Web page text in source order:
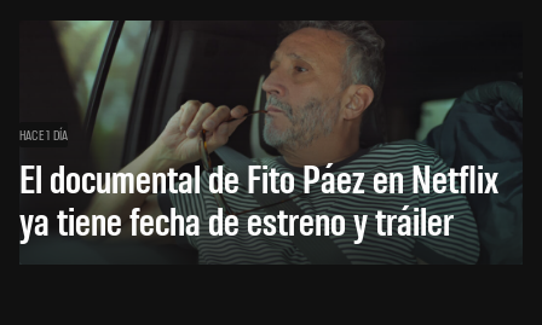
HACE 1 DÍA
El documental de Fito Páez en Netflix
ya tiene fecha de estreno y tráiler